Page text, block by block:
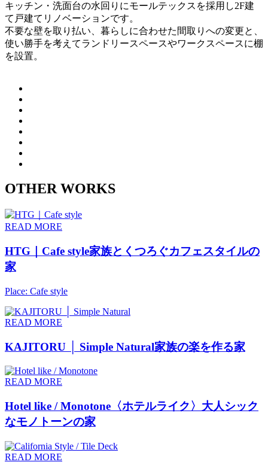
キッチン・洗面台の水回りにモールテックスを採用し2F建
て戸建てリノベーションです。
不要な壁を取り払い、暮らしに合わせた間取りへの変更と、
使い勝手を考えてランドリースペースやワークスペースに棚
を設置。
OTHER WORKS
READ MORE
HTG｜Cafe style家族とくつろぐカフェスタイルの
家
Place: Cafe style
READ MORE
KAJITORU │ Simple Natural家族の楽を作る家
READ MORE
Hotel like / Monotone 〈ホテルライク〉大人シック
なモノトーンの家
READ MORE